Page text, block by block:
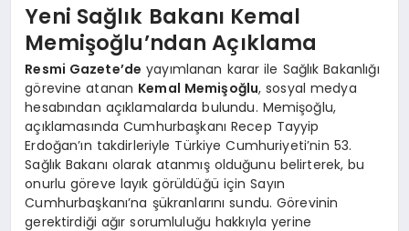
Yeni Sağlık Bakanı Kemal
Memişoğlu’ndan Açıklama
Resmi Gazete’de yayımlanan karar ile Sağlık Bakanlığı
görevine atanan Kemal Memişoğlu, sosyal medya
hesabından açıklamalarda bulundu. Memişoğlu,
açıklamasında Cumhurbaşkanı Recep Tayyip
Erdoğan’ın takdirleriyle Türkiye Cumhuriyeti’nin 53.
Sağlık Bakanı olarak atanmış olduğunu belirterek, bu
onurlu göreve layık görüldüğü için Sayın
Cumhurbaşkanı’na şükranlarını sundu. Görevinin
gerektirdiği ağır sorumluluğu hakkıyla yerine